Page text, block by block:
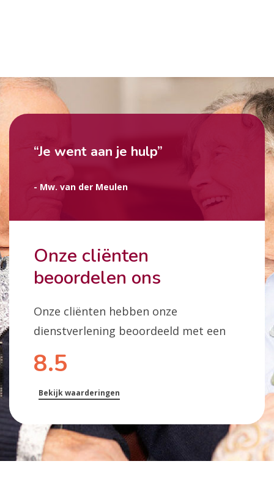
Onze cliënten
beoordelen ons
Onze cliënten hebben onze
dienstverlening beoordeeld met een
8.5
Bekijk waarderingen
“Je went aan je hulp”
- Mw. van der Meulen